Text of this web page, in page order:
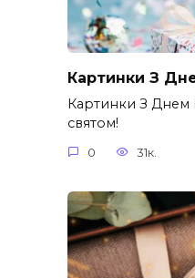
Картинки З
Картинки З Днем
святом!
0 31к.